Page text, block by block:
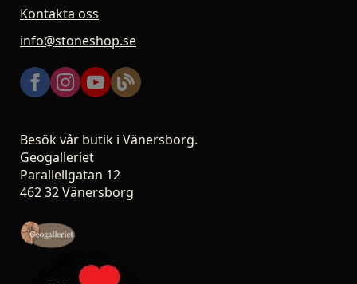
Kontakta oss
info@stoneshop.se
Besök vår butik i Vänersborg.
Geogalleriet
Parallellgatan 12
462 32 Vänersborg